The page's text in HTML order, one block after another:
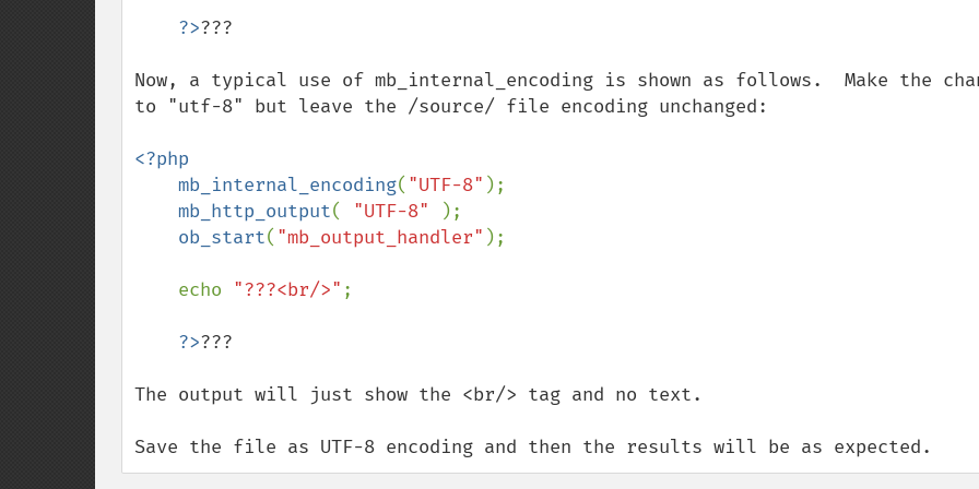
?>???
Now, a typical use of mb_internal_encoding is shown as follows.  Make the
to "utf-8" but leave the /source/ file encoding unchanged:
<?php
    mb_internal_encoding
( "UTF-8" );
mb_http_output( "UTF-8"
);
ob_start( "mb_output_handler" );
    echo
"???<br/>" ;
?>???
The output will just show the <br/> tag and no text.
Save the file as UTF-8 encoding and then the results will be as expected.